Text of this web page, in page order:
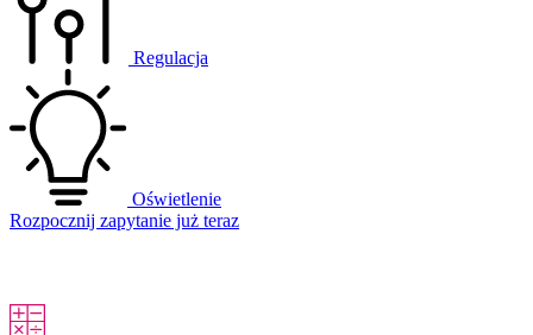
Regulacja
Oświetlenie
Rozpocznij zapytanie już teraz